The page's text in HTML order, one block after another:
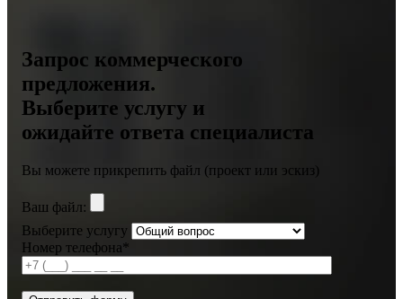
Запрос коммерческого
предложения.
Выберите услугу и
ожидайте ответа специалиста
Вы можете прикрепить файл (проект или эскиз)
Ваш файл:
Выберите услугу
Номер телефона*